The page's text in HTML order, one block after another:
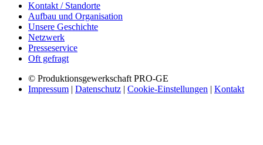
Kontakt / Standorte
Aufbau und Organisation
Unsere Geschichte
Netzwerk
Presseservice
Oft gefragt
© Produktionsgewerkschaft PRO-GE
Impressum | Datenschutz | Cookie-Einstellungen | Kontakt